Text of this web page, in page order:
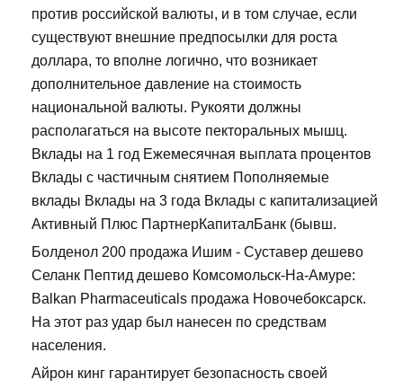
против российской валюты, и в том случае, если
существуют внешние предпосылки для роста
доллара, то вполне логично, что возникает
дополнительное давление на стоимость
национальной валюты. Рукояти должны
располагаться на высоте пекторальных мышц.
Вклады на 1 год Ежемесячная выплата процентов
Вклады с частичным снятием Пополняемые
вклады Вклады на 3 года Вклады с капитализацией
Активный Плюс ПартнерКапиталБанк (бывш.
Болденол 200 продажа Ишим - Суставер дешево
Селанк Пептид дешево Комсомольск-На-Амуре:
Balkan Pharmaceuticals продажа Новочебоксарск.
На этот раз удар был нанесен по средствам
населения.
Айрон кинг гарантирует безопасность своей